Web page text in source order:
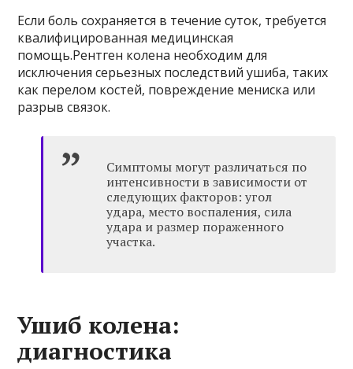
Если боль сохраняется в течение суток, требуется
квалифицированная медицинская
помощь.Рентген колена необходим для
исключения серьезных последствий ушиба, таких
как перелом костей, повреждение мениска или
разрыв связок.
Симптомы могут различаться по
интенсивности в зависимости от
следующих факторов: угол
удара, место воспаления, сила
удара и размер пораженного
участка.
Ушиб колена:
диагностика